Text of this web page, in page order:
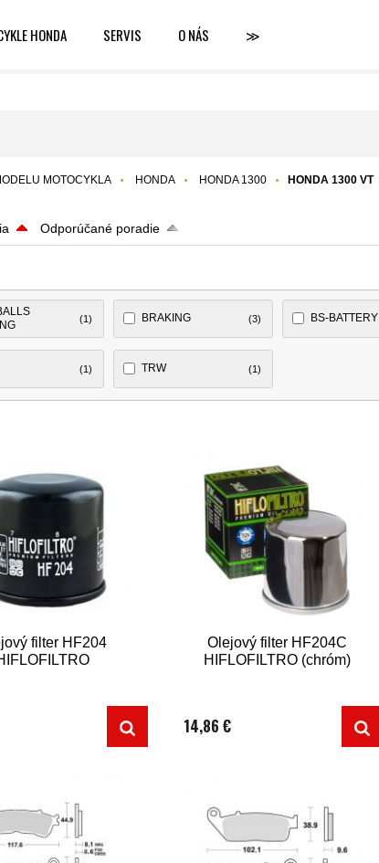
HONDA SERVIS O NÁS ≫
MOTOCYKLA HONDA HONDA 1300 HONDA 1300 VT
Odporúčané poradie
(1) BRAKING (3) BS-BATTERY
(1) TRW (1)
filter HF204
Olejový filter HF204C
HIFLOFILTRO (chróm)
14,86 €